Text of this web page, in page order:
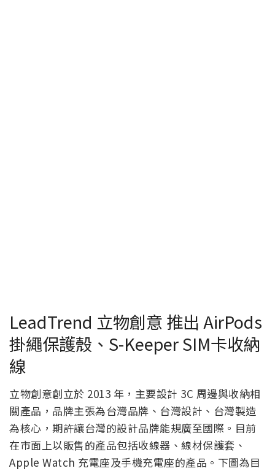
LeadTrend 立物創意 推出 AirPods
掛繩保護殼、S-Keeper SIM卡收納
線
立物創意創立於 2013 年，主要設計 3C 周邊與收納相
關產品，品牌主張為台灣品牌、台灣設計、台灣製造
為核心，期許讓台灣的設計品牌能規廣至國際。目前
在市面上以販售的產品包括收線器、線材保護套、
Apple Watch 充電座及手機充電座的產品。下圖為目